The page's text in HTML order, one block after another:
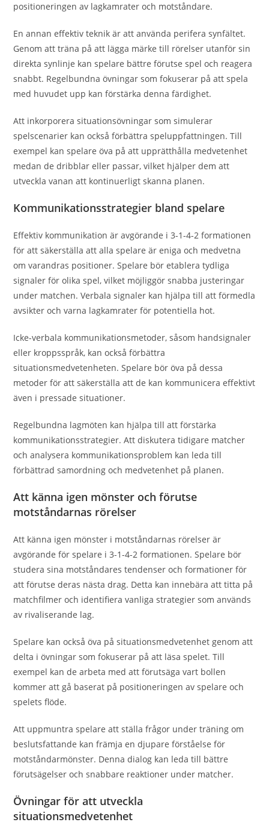
positioneringen av lagkamrater och motståndare.
En annan effektiv teknik är att använda perifera synfältet.
Genom att träna på att lägga märke till rörelser utanför sin
direkta synlinje kan spelare bättre förutse spel och reagera
snabbt. Regelbundna övningar som fokuserar på att spela
med huvudet upp kan förstärka denna färdighet.
Att inkorporera situationsövningar som simulerar
spelscenarier kan också förbättra speluppfattningen. Till
exempel kan spelare öva på att upprätthålla medvetenhet
medan de dribblar eller passar, vilket hjälper dem att
utveckla vanan att kontinuerligt skanna planen.
Kommunikationsstrategier bland spelare
Effektiv kommunikation är avgörande i 3-1-4-2 formationen
för att säkerställa att alla spelare är eniga och medvetna
om varandras positioner. Spelare bör etablera tydliga
signaler för olika spel, vilket möjliggör snabba justeringar
under matchen. Verbala signaler kan hjälpa till att förmedla
avsikter och varna lagkamrater för potentiella hot.
Icke-verbala kommunikationsmetoder, såsom handsignaler
eller kroppsspråk, kan också förbättra
situationsmedvetenheten. Spelare bör öva på dessa
metoder för att säkerställa att de kan kommunicera effektivt
även i pressade situationer.
Regelbundna lagmöten kan hjälpa till att förstärka
kommunikationsstrategier. Att diskutera tidigare matcher
och analysera kommunikationsproblem kan leda till
förbättrad samordning och medvetenhet på planen.
Att känna igen mönster och förutse
motståndarnas rörelser
Att känna igen mönster i motståndarnas rörelser är
avgörande för spelare i 3-1-4-2 formationen. Spelare bör
studera sina motståndares tendenser och formationer för
att förutse deras nästa drag. Detta kan innebära att titta på
matchfilmer och identifiera vanliga strategier som används
av rivaliserande lag.
Spelare kan också öva på situationsmedvetenhet genom att
delta i övningar som fokuserar på att läsa spelet. Till
exempel kan de arbeta med att förutsäga vart bollen
kommer att gå baserat på positioneringen av spelare och
spelets flöde.
Att uppmuntra spelare att ställa frågor under träning om
beslutsfattande kan främja en djupare förståelse för
motståndarmönster. Denna dialog kan leda till bättre
förutsägelser och snabbare reaktioner under matcher.
Övningar för att utveckla
situationsmedvetenhet